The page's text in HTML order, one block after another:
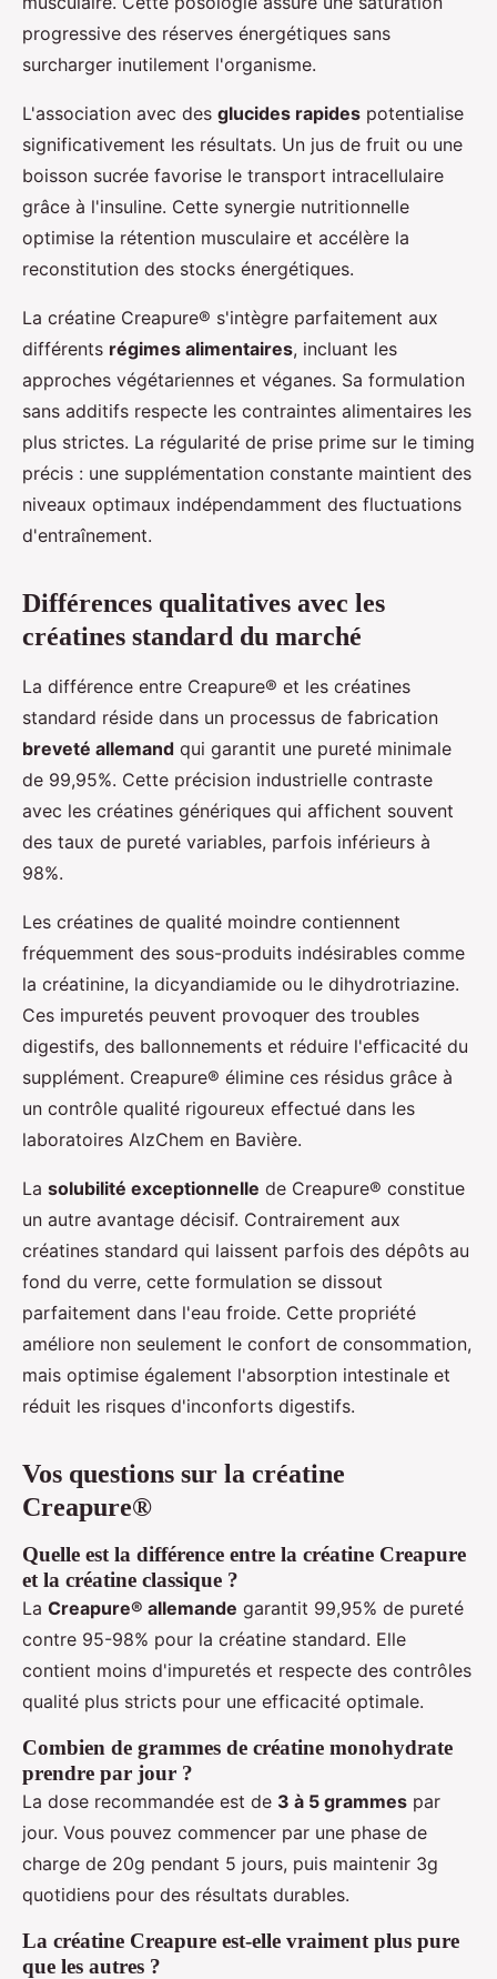
progressive des réserves énergétiques sans
surcharger inutilement l'organisme.
L'association avec des glucides rapides potentialise
significativement les résultats. Un jus de fruit ou une
boisson sucrée favorise le transport intracellulaire
grâce à l'insuline. Cette synergie nutritionnelle
optimise la rétention musculaire et accélère la
reconstitution des stocks énergétiques.
La créatine Creapure® s'intègre parfaitement aux
différents régimes alimentaires, incluant les
approches végétariennes et véganes. Sa formulation
sans additifs respecte les contraintes alimentaires les
plus strictes. La régularité de prise prime sur le timing
précis : une supplémentation constante maintient des
niveaux optimaux indépendamment des fluctuations
d'entraînement.
Différences qualitatives avec les
créatines standard du marché
La différence entre Creapure® et les créatines
standard réside dans un processus de fabrication
breveté allemand qui garantit une pureté minimale
de 99,95%. Cette précision industrielle contraste
avec les créatines génériques qui affichent souvent
des taux de pureté variables, parfois inférieurs à
98%.
Les créatines de qualité moindre contiennent
fréquemment des sous-produits indésirables comme
la créatinine, la dicyandiamide ou le dihydrotriazine.
Ces impuretés peuvent provoquer des troubles
digestifs, des ballonnements et réduire l'efficacité du
supplément. Creapure® élimine ces résidus grâce à
un contrôle qualité rigoureux effectué dans les
laboratoires AlzChem en Bavière.
La solubilité exceptionnelle de Creapure® constitue
un autre avantage décisif. Contrairement aux
créatines standard qui laissent parfois des dépôts au
fond du verre, cette formulation se dissout
parfaitement dans l'eau froide. Cette propriété
améliore non seulement le confort de consommation,
mais optimise également l'absorption intestinale et
réduit les risques d'inconforts digestifs.
Vos questions sur la créatine
Creapure®
Quelle est la différence entre la créatine Creapure
et la créatine classique ?
La Creapure® allemande garantit 99,95% de pureté
contre 95-98% pour la créatine standard. Elle
contient moins d'impuretés et respecte des contrôles
qualité plus stricts pour une efficacité optimale.
Combien de grammes de créatine monohydrate
prendre par jour ?
La dose recommandée est de 3 à 5 grammes par
jour. Vous pouvez commencer par une phase de
charge de 20g pendant 5 jours, puis maintenir 3g
quotidiens pour des résultats durables.
La créatine Creapure est-elle vraiment plus pure
que les autres ?